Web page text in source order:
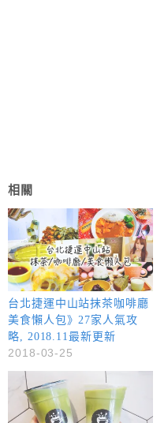
相關
台北捷運中山站抹茶咖啡廳
美食懶人包》27家人氣攻
略, 2018.11最新更新
2018-03-25